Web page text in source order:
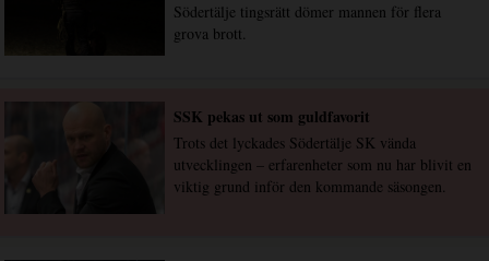
Södertälje tingsrätt dömer mannen för flera
grova brott.
SSK pekas ut som guldfavorit
Trots det lyckades Södertälje SK vända
utvecklingen – erfarenheter som nu har blivit en
viktig grund inför den kommande säsongen.